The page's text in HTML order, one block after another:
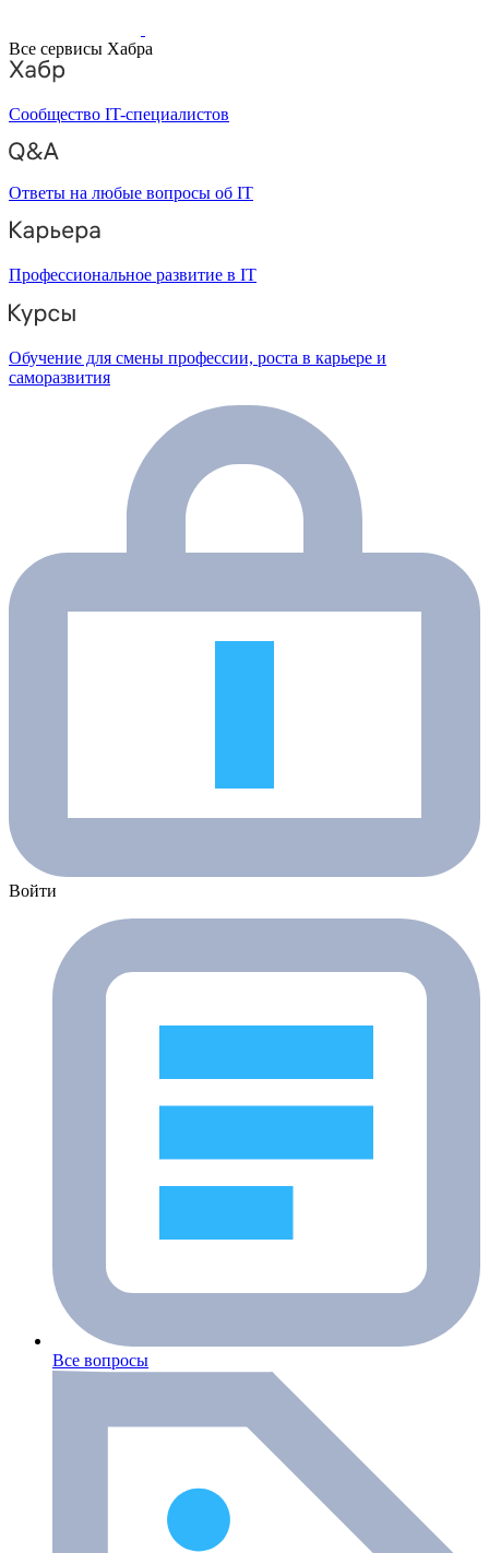
Все сервисы Хабра
Сообщество IT-специалистов
Ответы на любые вопросы об IT
Профессиональное развитие в IT
Обучение для смены профессии, роста в карьере и
саморазвития
Войти
Все вопросы